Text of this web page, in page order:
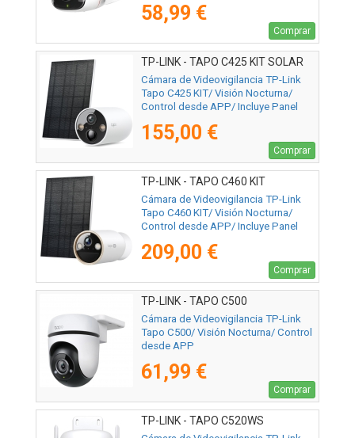
58,99 €
Comprar
TP-LINK - TAPO C425 KIT SOLAR
Cámara de Videovigilancia TP-Link
Tapo C425 KIT/ Visión Nocturna/
Control desde APP/ Incluye Panel
155,00 €
Comprar
TP-LINK - TAPO C460 KIT
Cámara de Videovigilancia TP-Link
Tapo C460 KIT/ Visión Nocturna/
Control desde APP/ Incluye Panel
209,00 €
Comprar
TP-LINK - TAPO C500
Cámara de Videovigilancia TP-Link
Tapo C500/ Visión Nocturna/ Control
desde APP
61,99 €
Comprar
TP-LINK - TAPO C520WS